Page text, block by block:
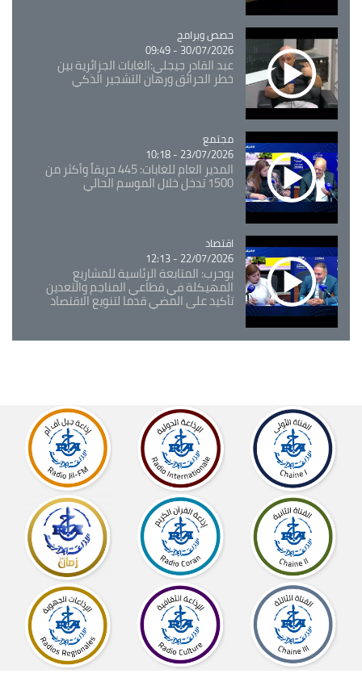
Catégorie
حصص وبرامج
30/07/2026 - 09:49
عبد القادر جيجلي:الغابات الجزائرية بين
خطر الحرائق ورهان التشجير الذكي
Catégorie
مجتمع
23/07/2026 - 10:18
المدير العام للغابات: 445 حريقاً وأكثر من
1500 تدخل خلال الموسم الحالي
Catégorie
اقتصاد
22/07/2026 - 12:13
بوحرب: المتابعة الرئاسية للمشاريع
المهيكلة في قطاعي المناجم والتعدين
تأكيد على المضي قدما لتنويع الاقتصاد